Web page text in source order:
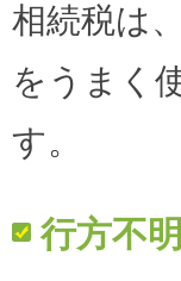
相続税は
をうまく
す。
行方不